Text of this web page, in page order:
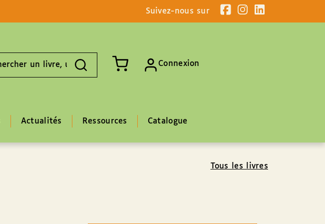
Suivez-nous sur
Connexion
Actualités Ressources Catalogue
Tous les livres